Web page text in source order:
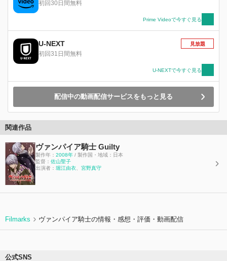
初回30日間無料
Prime Videoで今すぐ見る
U-NEXT
初回31日間無料
見放題
U-NEXTで今すぐ見る
配信中の動画配信サービスをもっと見る
関連作品
ヴァンパイア騎士 Guilty
製作年： 2008年 / 製作国・地域：日本
監督： 佐山聖子
出演者： 堀江由衣 宮野真守
Filmarks ヴァンパイア騎士の情報・感想・評価・動画配信
公式SNS